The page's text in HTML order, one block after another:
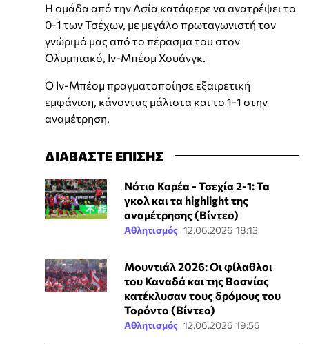
Η ομάδα από την Ασία κατάφερε να ανατρέψει το
0-1 των Τσέχων, με μεγάλο πρωταγωνιστή τον
γνώριμό μας από το πέρασμα του στον
Ολυμπιακό, Ιν-Μπέομ Χουάνγκ.
Ο Ιν-Μπέομ πραγματοποίησε εξαιρετική
εμφάνιση, κάνοντας μάλιστα και το 1-1 στην
αναμέτρηση.
ΔΙΑΒΑΣΤΕ ΕΠΙΣΗΣ
Νότια Κορέα - Τσεχία 2-1: Τα
γκολ και τα highlight της
αναμέτρησης (Βίντεο)
Αθλητισμός 12.06.2026 18:13
Μουντιάλ 2026: Οι φίλαθλοι
του Καναδά και της Βοσνίας
κατέκλυσαν τους δρόμους του
Τορόντο (Βίντεο)
Αθλητισμός 12.06.2026 19:56